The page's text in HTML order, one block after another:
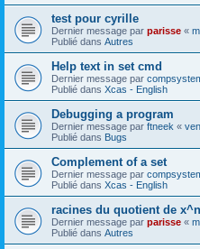
test pour cyrille
Dernier message par parisse «
Publié dans Autres
Help text in set cmd
Dernier message par
Publié dans Xcas - English
Debugging a program
Dernier message par ftneek «
Publié dans Bugs
Complement of a set
Dernier message par
Publié dans Xcas - English
racines du quotient de
Dernier message par parisse «
Publié dans Autres